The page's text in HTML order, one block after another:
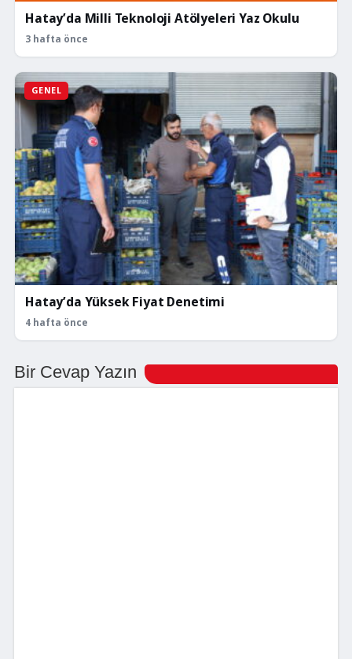
Hatay’da Milli Teknoloji Atölyeleri Yaz Okulu
3 hafta önce
GENEL
Hatay’da Yüksek Fiyat Denetimi
4 hafta önce
Bir Cevap Yazın